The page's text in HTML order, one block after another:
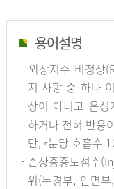
용어설명
- 외상지수 비정상
지 사항 중 하나
상이 아니고 음
하거나 전혀 반응
만, ◦분당 호흡수
- 손상중증도점수
위(두경부, 안면